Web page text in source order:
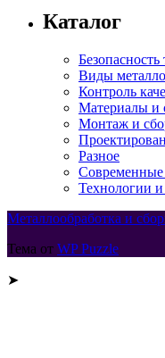
Каталог
Безопасность
Виды
Контроль
Материалы и
Монтаж и
Разное
Современные
Технологии
Металлообработка и
Тема от WP Puzzle
➤